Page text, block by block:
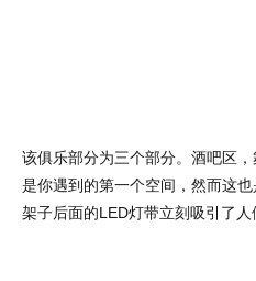
该俱乐部分为三个部分。酒吧区
是你遇到的第一个空间，然而这
架子后面的LED灯带立刻吸引了人